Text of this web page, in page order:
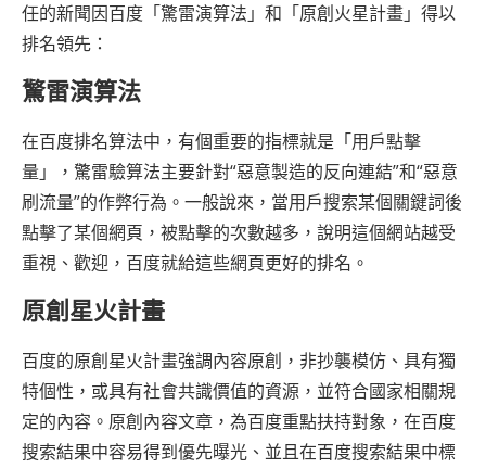
任的新聞因百度「驚雷演算法」和「原創火星計畫」得以
排名領先：
驚雷演算法
在百度排名算法中，有個重要的指標就是「用戶點擊
量」，驚雷驗算法主要針對“惡意製造的反向連結”和“惡意
刷流量”的作弊行為。一般說來，當用戶搜索某個關鍵詞後
點擊了某個網頁，被點擊的次數越多，說明這個網站越受
重視、歡迎，百度就給這些網頁更好的排名。
原創星火計畫
百度的原創星火計畫強調內容原創，非抄襲模仿、具有獨
特個性，或具有社會共識價值的資源，並符合國家相關規
定的內容。原創內容文章，為百度重點扶持對象，在百度
搜索結果中容易得到優先曝光、並且在百度搜索結果中標